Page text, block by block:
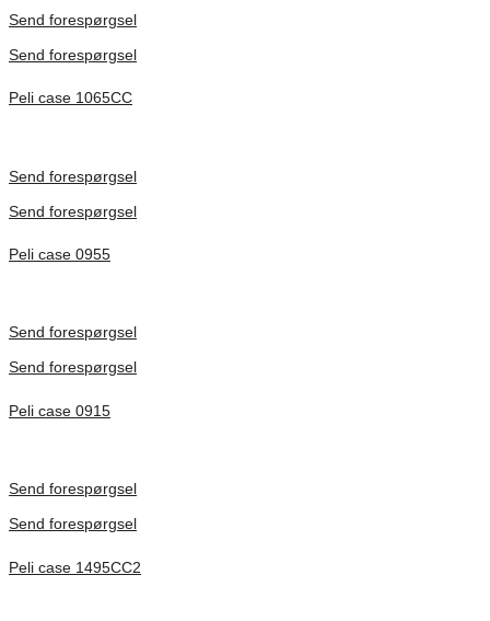
Send forespørgsel
Send forespørgsel
Peli case 1065CC
Send forespørgsel
Send forespørgsel
Peli case 0955
Send forespørgsel
Send forespørgsel
Peli case 0915
Send forespørgsel
Send forespørgsel
Peli case 1495CC2